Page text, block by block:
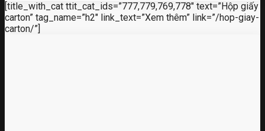
[title_with_cat ttit_cat_ids=”777,779,769,778″ text=”Hộp giấy
carton” tag_name=”h2″ link_text=”Xem thêm” link=”/hop-giay-
carton/”]